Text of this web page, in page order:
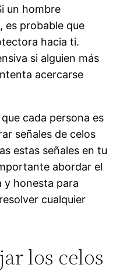
un hombre
es probable que
hacia ti.
si alguien más
acercarse
cada persona es
señales de celos
estas señales en tu
abordar el
y honesta para
cualquier
los celos